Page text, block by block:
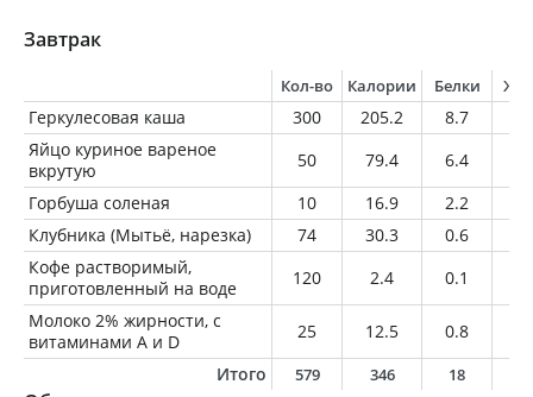
Завтрак
Кол-во Калории Белки
Геркулесовая каша 300 205.2 8.7
Яйцо куриное вареное
вкрутую
50 79.4 6.4
Горбуша соленая
10 16.9 2.2
Клубника (Мытьё, нарезка)
74 30.3 0.6
Кофе растворимый,
приготовленный на воде
120 2.4 0.1
Молоко 2% жирности, с
витаминами A и D
25 12.5 0.8
Итого
579 346 18